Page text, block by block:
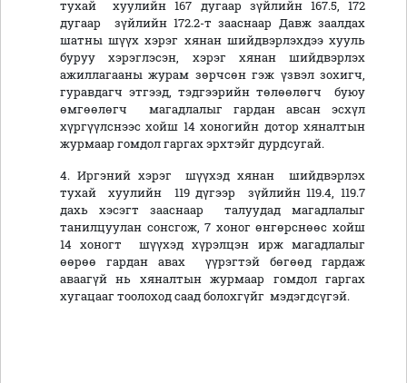
тухай хуулийн 167 дугаар зүйлийн 167.5, 172
дугаар зүйлийн 172.2-т зааснаар Давж заалдах
шатны шүүх хэрэг хянан шийдвэрлэхдээ хууль
буруу хэрэглэсэн, хэрэг хянан шийдвэрлэх
ажиллагааны журам зөрчсөн гэж үзвэл зохигч,
гуравдагч этгээд, тэдгээрийн төлөөлөгч буюу
өмгөөлөгч магадлалыг гардан авсан эсхүл
хүргүүлснээс хойш 14 хоногийн дотор хяналтын
журмаар гомдол гаргах эрхтэйг дурдсугай.
4. Иргэний хэрэг шүүхэд хянан шийдвэрлэх
тухай хуулийн 119 дүгээр зүйлийн 119.4, 119.7
дахь хэсэгт зааснаар талуудад магадлалыг
танилцуулан сонсгож, 7 хоног өнгөрснөөс хойш
14 хоногт шүүхэд хүрэлцэн ирж магадлалыг
өөрөө гардан авах үүрэгтэй бөгөөд гардаж
аваагүй нь хяналтын журмаар гомдол гаргах
хугацааг тоолоход саад болохгүйг мэдэгдсүгэй.